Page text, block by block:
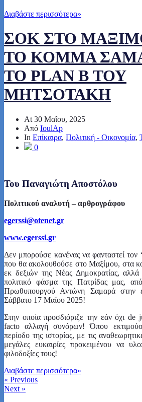
Διαβάστε περισσότερα»
ΣΟΚ ΣΤΟ
ΤΟ ΚΟΜΜΑ
ΤΟ PLAN B ΤΟΥ
ΜΗΤΣΟΤΑΚΗ
At 30 Μαΐου, 2025
Από IoulAp
In Επίκαιρα, Πολιτική - Οικονομία,
0
Του Παναγιώτη Αποστόλου
Πολιτικού αναλυτή – αρθρογράφου
egerssi@otenet.gr
www.egerssi.gr
Δεν μπορούσε κανένας να φανταστεί τον
που θα ακολουθούσε στο Μαξίμου, στα
εκ δεξιών της Νέας Δημοκρατίας,
πολιτικό φάσμα της Πατρίδας μας,
Πρωθυπουργού Αντώνη Σαμαρά στην
Σάββατο 17 Μαΐου 2025!
Στην οποία προσδιόριζε την εάν όχι de
facto αλλαγή συνόρων! Όπου
περίοδο της ιστορίας, με τις
μεγάλες ευκαιρίες προκειμένου να
φιλοδοξίες τους!
Διαβάστε περισσότερα»
« Previous
Next »